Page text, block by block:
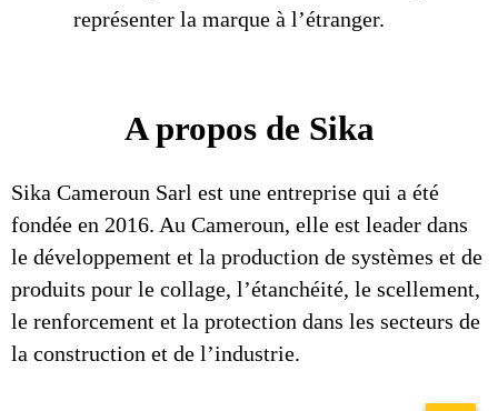
représenter la marque à l’étranger.
A propos de Sika
Sika Cameroun Sarl est une entreprise qui a été
fondée en 2016. Au Cameroun, elle est leader dans
le développement et la production de systèmes et de
produits pour le collage, l’étanchéité, le scellement,
le renforcement et la protection dans les secteurs de
la construction et de l’industrie.